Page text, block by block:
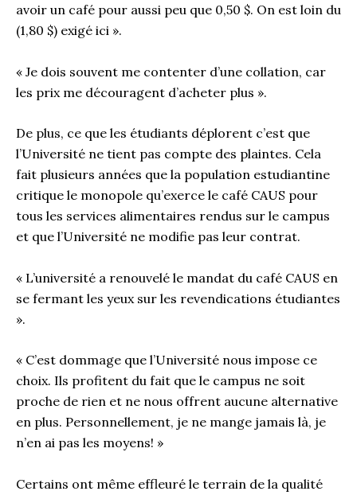
avoir un café pour aussi peu que 0,50 $. On est loin du
(1,80 $) exigé ici ».
« Je dois souvent me contenter d’une collation, car
les prix me découragent d’acheter plus ».
De plus, ce que les étudiants déplorent c’est que
l’Université ne tient pas compte des plaintes. Cela
fait plusieurs années que la population estudiantine
critique le monopole qu’exerce le café CAUS pour
tous les services alimentaires rendus sur le campus
et que l’Université ne modifie pas leur contrat.
« L’université a renouvelé le mandat du café CAUS en
se fermant les yeux sur les revendications étudiantes
».
« C’est dommage que l’Université nous impose ce
choix. Ils profitent du fait que le campus ne soit
proche de rien et ne nous offrent aucune alternative
en plus. Personnellement, je ne mange jamais là, je
n’en ai pas les moyens! »
Certains ont même effleuré le terrain de la qualité